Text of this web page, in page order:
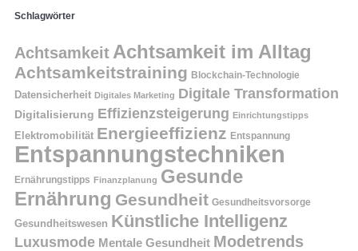
Schlagwörter
Achtsamkeit Achtsamkeit im Alltag
Achtsamkeitstraining Blockchain-Technologie
Datensicherheit Digitales Marketing Digitale Transformation
Digitalisierung Effizienzsteigerung Einrichtungstipps
Elektromobilität Energieeffizienz Entspannung
Entspannungstechniken
Ernährungstipps Finanzplanung Gesunde
Ernährung Gesundheit Gesundheitsvorsorge
Gesundheitswesen Künstliche Intelligenz
Luxusmode Mentale Gesundheit Modetrends